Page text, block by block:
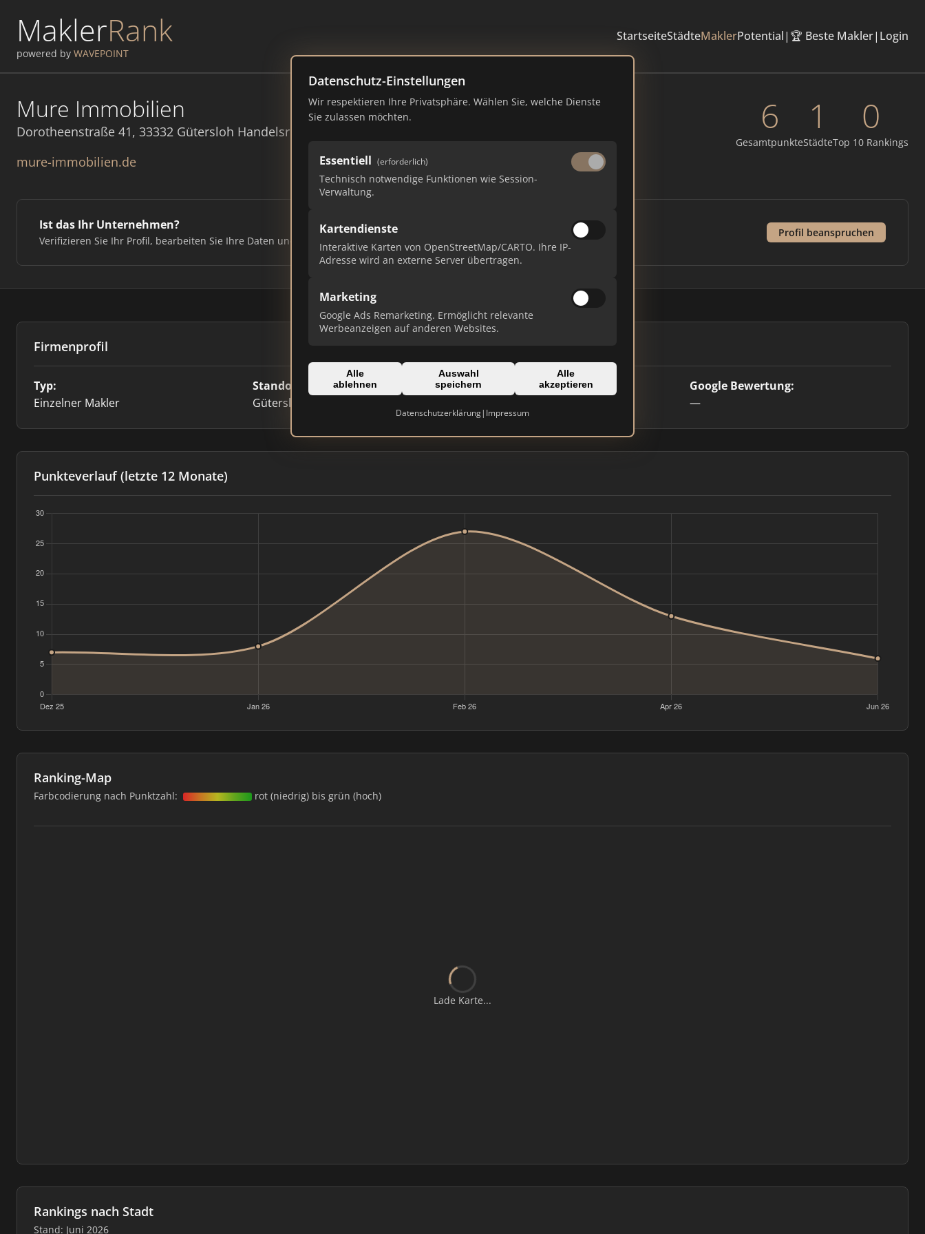
MaklerRank
powered by WAVEPOINT
StartseiteStädteMaklerPotential| 🏆 Beste Makler| Login
Datenschutz-Einstellungen
Wir respektieren Ihre Privatsphäre. Wählen Sie, welche Dienste
Sie zulassen möchten.
Essentiell (erforderlich)
Technisch notwendige Funktionen wie Session-
Verwaltung.
Kartendienste
Interaktive Karten von OpenStreetMap/CARTO. Ihre IP-
Adresse wird an externe Server übertragen.
Marketing
Google Ads Remarketing. Ermöglicht relevante
Werbeanzeigen auf anderen Websites.
Alle
ablehnen
Auswahl
speichern
Alle
akzeptieren
Datenschutzerklärung| Impressum
Mure Immobilien
Dorotheenstraße 41, 33332 Gütersloh Handelsregister
mure-immobilien.de
6
Gesamtpunkte
1
Städte
0
Top 10 Rankings
Ist das Ihr Unternehmen?
Verifizieren Sie Ihr Profil, bearbeiten Sie Ihre Daten und erhalten Sie monatliche Ranking-Updates.
Profil beanspruchen
Firmenprofil
Typ:
Einzelner Makler
Standort:
Gütersloh Handelsregister
Domain:
Google Bewertung:
—
Punkteverlauf (letzte 12 Monate)
Ranking-Map
Farbcodierung nach Punktzahl: rot (niedrig) bis grün (hoch)
Lade Karte...
Rankings nach Stadt
Stand: Juni 2026